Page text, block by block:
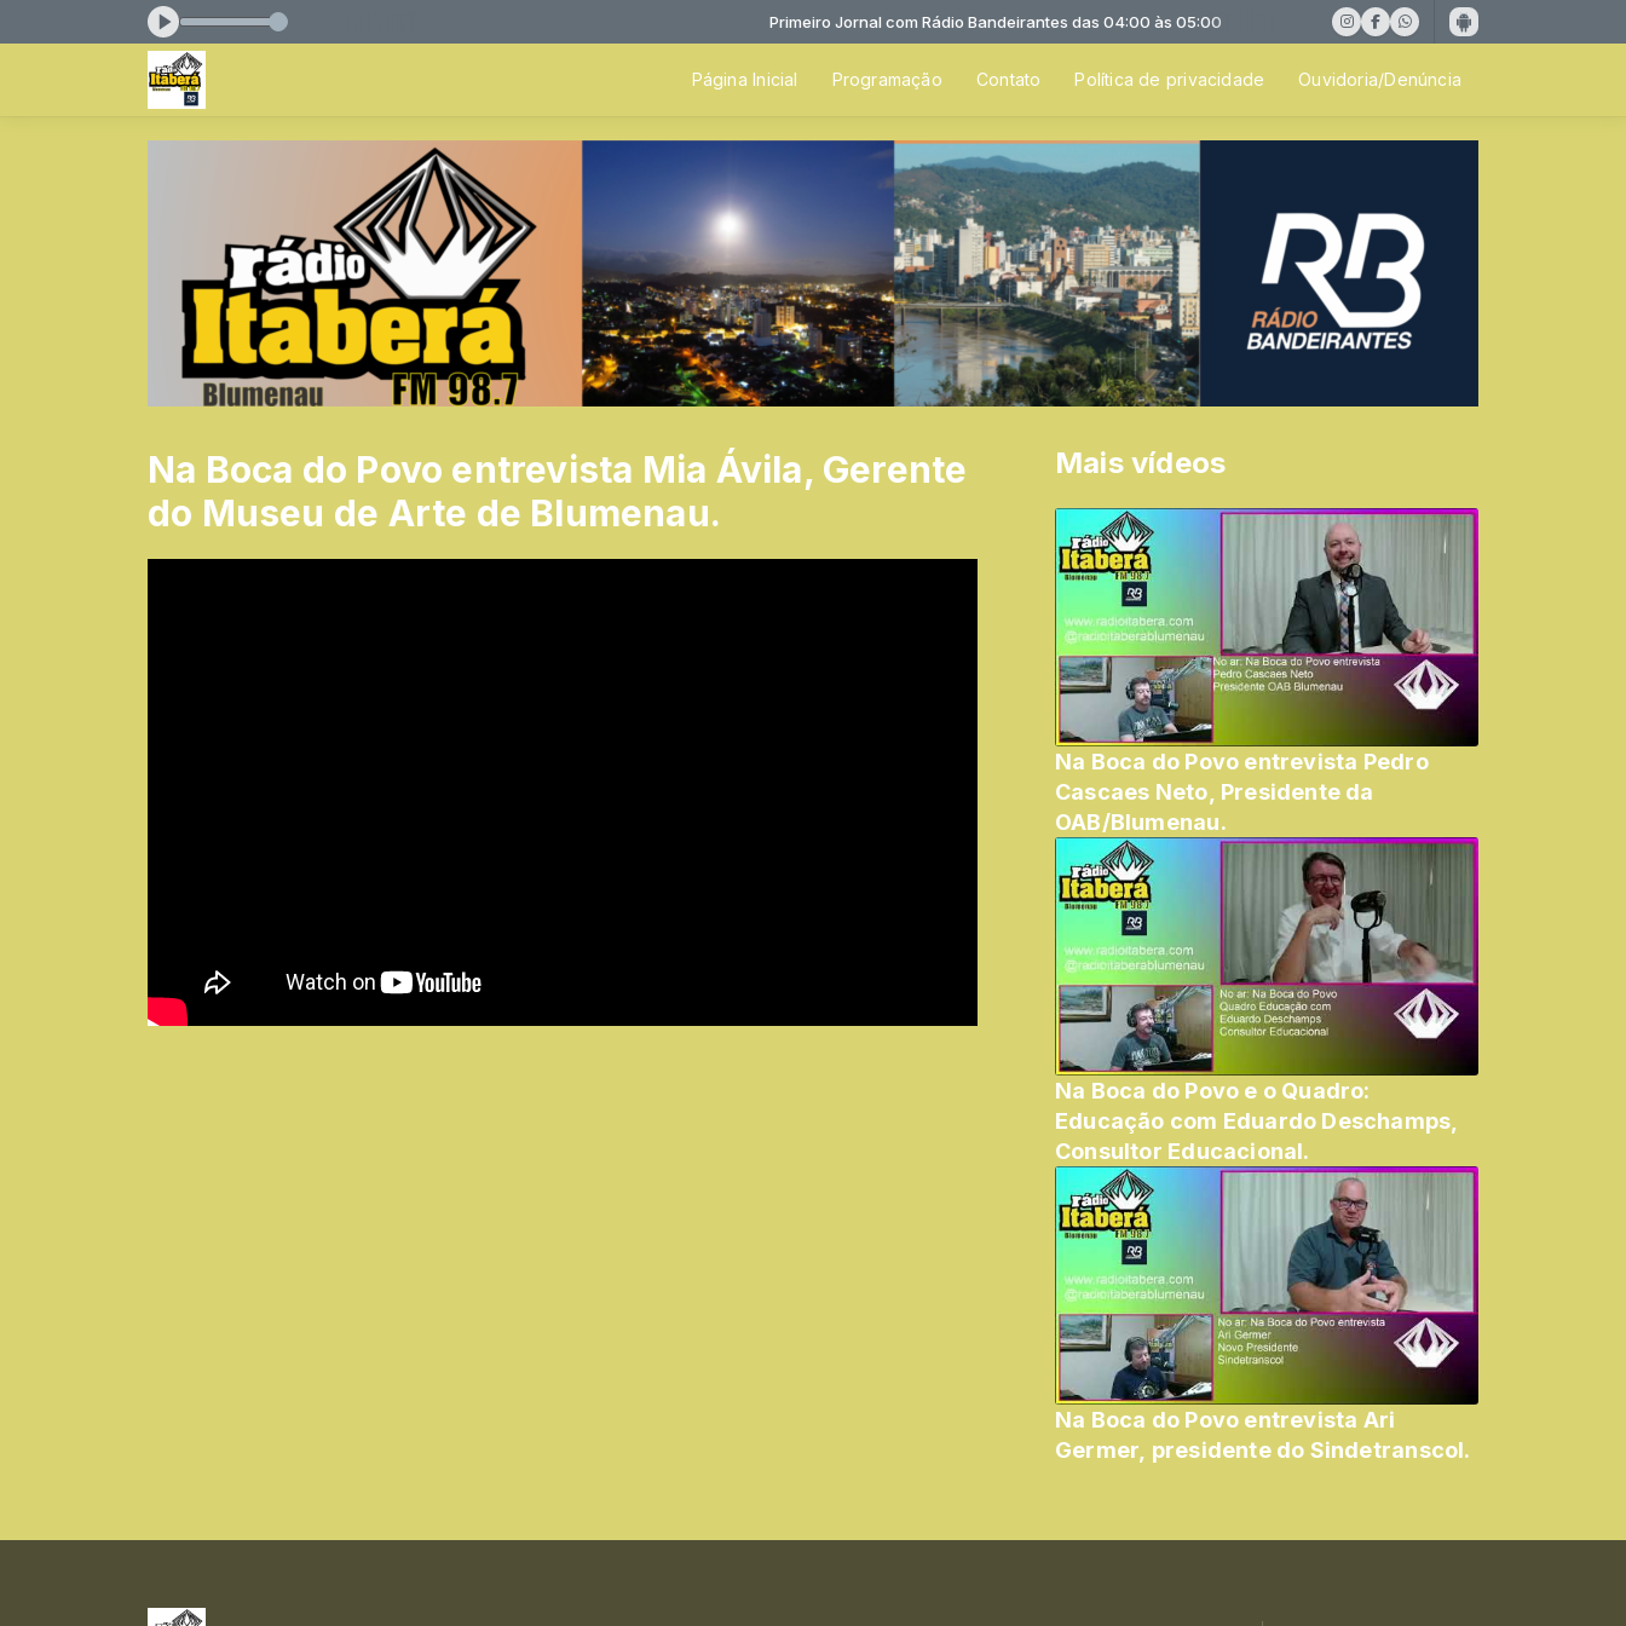
das 04:00 às 05:00 Primeiro Jornal com Rádio Bandeirantes das 04:00 às 05:00
Página Inicial Programação Contato Política de privacidade Ouvidoria/Denúncia
Na Boca do Povo entrevista Mia Ávila, Gerente
do Museu de Arte de Blumenau.
Mais vídeos
Na Boca do Povo entrevista Pedro
Cascaes Neto, Presidente da
OAB/Blumenau.
Na Boca do Povo e o Quadro:
Educação com Eduardo Deschamps,
Consultor Educacional.
Na Boca do Povo entrevista Ari
Germer, presidente do Sindetranscol.